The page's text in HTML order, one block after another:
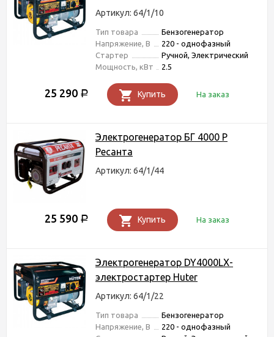
Артикул: 64/1/10
Тип товара
Бензогенератор
Напряжение, В
220 - однофазный
Стартер
Ручной, Электрический
Мощность, кВт
2.5
25 290 Р Купить На заказ
Электрогенератор БГ 4000 Р
Ресанта
Артикул: 64/1/44
25 590 Р Купить На заказ
Электрогенератор DY4000LX-
электростартер Huter
Артикул: 64/1/22
Тип товара
Бензогенератор
Напряжение, В
220 - однофазный